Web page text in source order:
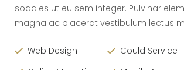
sodales ut eu sem integer. Pulvinar
magna ac placerat vestibulum lectus
Web Design
Could Service